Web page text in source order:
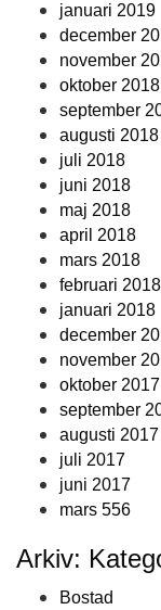
januari 2019
december
november
oktober 2018
september
augusti 2018
juli 2018
juni 2018
maj 2018
april 2018
mars 2018
februari 2018
januari 2018
december
november
oktober 2017
september
augusti 2017
juli 2017
juni 2017
mars 556
Arkiv:
Bostad